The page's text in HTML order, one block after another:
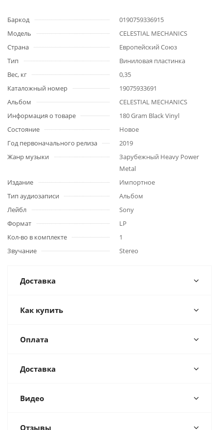
Баркод
0190759336915
Модель
CELESTIAL MECHANICS
Страна
Европейский Союз
Тип
Виниловая пластинка
Вес, кг
0,35
Каталожный номер
19075933691
Альбом
CELESTIAL MECHANICS
Информация о товаре
180 Gram Black Vinyl
Состояние
Новое
Год первоначального релиза
2019
Жанр музыки
Зарубежный Heavy Power
Metal
Издание
Импортное
Тип аудиозаписи
Альбом
Лейбл
Sony
Формат
LP
Кол-во в комплекте
1
Звучание
Stereo
Доставка
Как купить
Оплата
Доставка
Видео
Отзывы